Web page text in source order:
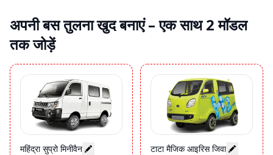
अपनी बस तुलना खुद बनाएं – एक साथ 2 मॉडल
तक जोड़ें
महिंद्रा सुप्रो मिनीवैन
टाटा मैजिक आइरिस जिवा